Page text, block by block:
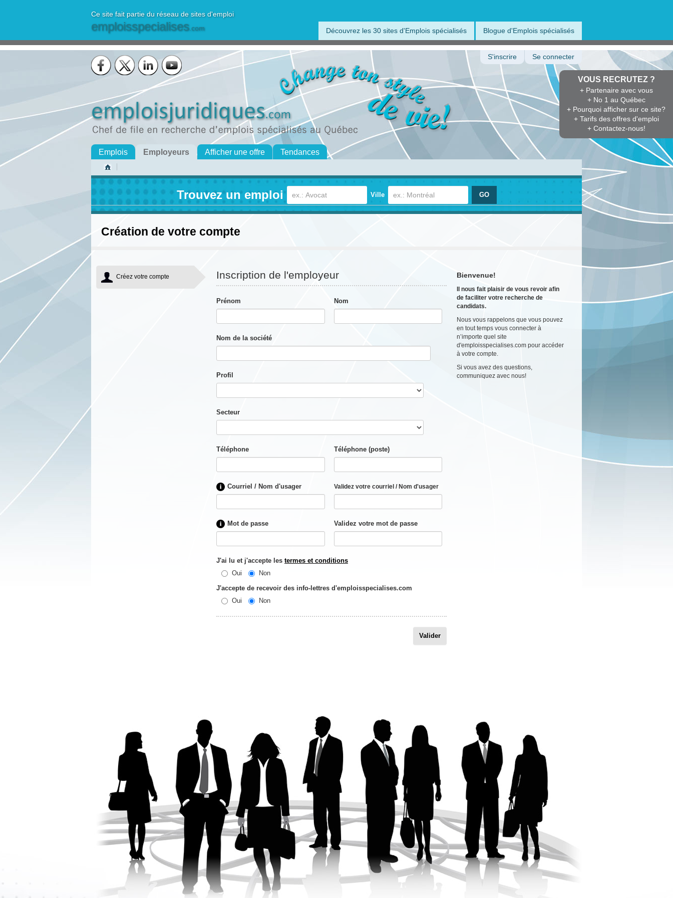
Ce site fait partie du réseau de sites d'emploi
emploisspecialises.com Découvrez les 30 sites d'Emplois spécialisés Blogue d'Emplois spécialisés
VOUS RECRUTEZ ?
+ Partenaire avec vous
+ No 1 au Québec
+ Pourquoi afficher sur ce site?
+ Tarifs des offres d'emploi
+ Contactez-nous!
S'inscrire Se connecter
Emplois Employeurs Afficher une offre Tendances
Trouvez un emploi Ville
Création de votre compte
Créez votre compte Inscription de l'employeur
Prénom Nom
Nom de la société
Profil
Secteur
Téléphone Téléphone (poste)
Courriel / Nom d'usager Validez votre courriel / Nom d'usager
Mot de passe Validez votre mot de passe
J'ai lu et j'accepte les termes et conditions
Oui
Non
J'accepte de recevoir des info-lettres d'emploisspecialises.com
Oui
Non
Bienvenue!
Il nous fait plaisir de vous revoir afin
de faciliter votre recherche de
candidats.
Nous vous rappelons que vous pouvez
en tout temps vous connecter à
n’importe quel site
d'emploisspecialises.com pour accéder
à votre compte.
Si vous avez des questions,
communiquez avec nous!